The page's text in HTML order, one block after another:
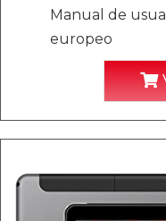
Manual de
europeo